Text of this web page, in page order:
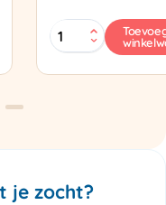
Zapak
ZP97
aantal
je zocht?